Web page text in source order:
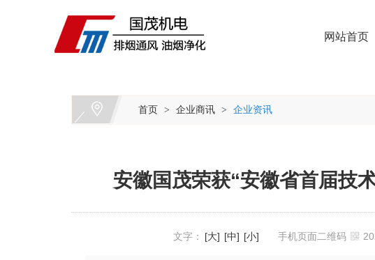
网站首页
首页 > 企业商讯 > 企业资讯
安徽国茂荣获“安徽省首届技
文字： [大] [中] [小] 手机页面二维码